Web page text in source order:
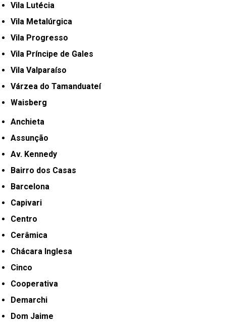
Vila Lutécia
Vila Metalúrgica
Vila Progresso
Vila Príncipe de Gales
Vila Valparaíso
Várzea do Tamanduateí
Waisberg
Anchieta
Assunção
Av. Kennedy
Bairro dos Casas
Barcelona
Capivari
Centro
Cerâmica
Chácara Inglesa
Cinco
Cooperativa
Demarchi
Dom Jaime